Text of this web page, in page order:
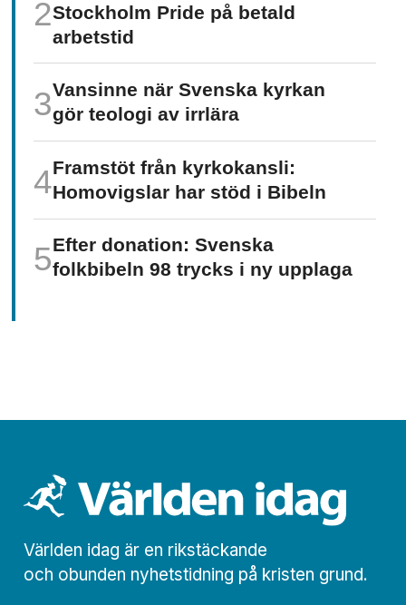
Stockholm Pride på betald
arbetstid
Vansinne när Svenska kyrkan
gör teologi av irrlära
Framstöt från kyrkokansli:
Homo­vigslar har stöd i Bibeln
Efter donation: Svenska
folkbibeln 98 trycks i ny upplaga
Världen idag är en rikstäckande
och obunden nyhets­­­tidning på kristen grund.